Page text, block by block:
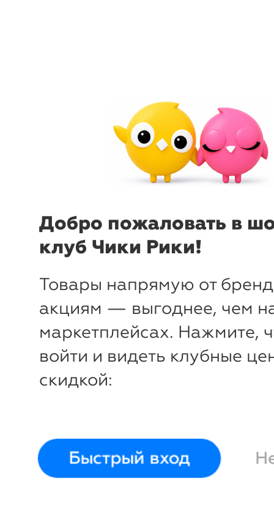
Добро пожаловать в
клуб Чики Рики!
Товары напрямую от
акциям — выгоднее, чем
маркетплейсах. Нажмите,
войти и видеть клубные
скидкой:
Быстрый вход